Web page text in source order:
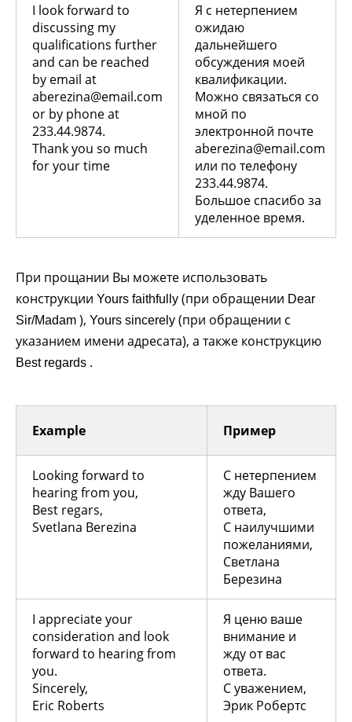
I look forward to
discussing my
qualifications further
and can be reached
by email at
aberezina@email.com
or by phone at
233.44.9874.
Thank you so much
for your time
Я с нетерпением
ожидаю
дальнейшего
обсуждения моей
квалификации.
Можно связаться со
мной по
электронной почте
aberezina@email.com
или по телефону
233.44.9874.
Большое спасибо за
уделенное время.
При прощании Вы можете использовать
конструкции Yours faithfully (при обращении Dear
Sir/Madam ), Yours sincerely (при обращении с
указанием имени адресата), а также конструкцию
Best regards .
Example Пример
Looking forward to
hearing from you,
Best regars,
Svetlana Berezina
С нетерпением
жду Вашего
ответа,
С наилучшими
пожеланиями,
Светлана
Березина
I appreciate your
consideration and look
forward to hearing from
you.
Sincerely,
Eric Roberts
Я ценю ваше
внимание и
жду от вас
ответа.
С уважением,
Эрик Робертс